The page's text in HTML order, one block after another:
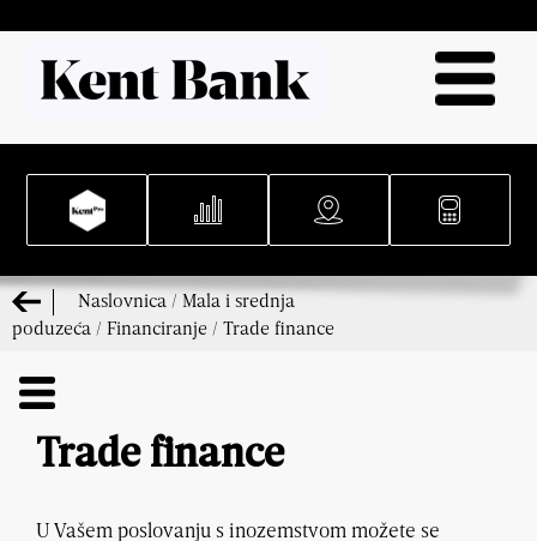
Naslovnica / Mala i srednja
poduzeća / Financiranje / Trade finance
Trade finance
U Vašem poslovanju s inozemstvom možete se